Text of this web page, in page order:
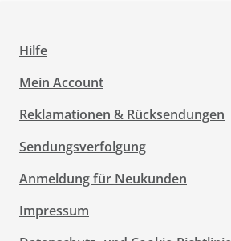
Hilfe
Mein Account
Reklamationen & Rücksendungen
Sendungsverfolgung
Anmeldung für Neukunden
Impressum